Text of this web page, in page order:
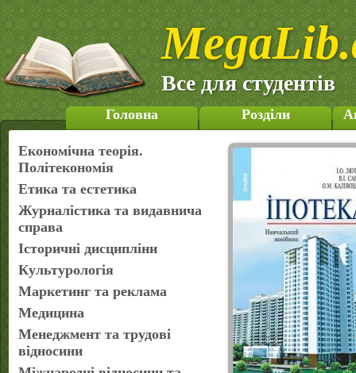
Все для студентів
Головна Розділи
Економічна теорія.
Політекономія
Етика та естетика
Журналістика та видавнича
справа
Історичні дисципліни
Культурологія
Маркетинг та реклама
Медицина
Менеджмент та трудові
відносини